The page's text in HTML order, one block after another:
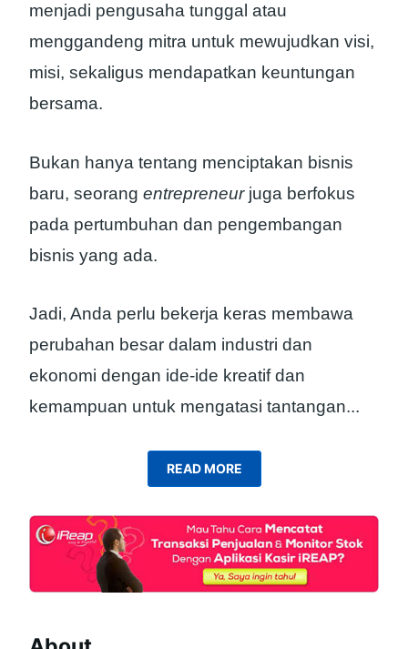
menjadi pengusaha tunggal atau
menggandeng mitra untuk mewujudkan visi,
misi, sekaligus mendapatkan keuntungan
bersama.
Bukan hanya tentang menciptakan bisnis
baru, seorang entrepreneurjuga berfokus
pada pertumbuhan dan pengembangan
bisnis yang ada.
Jadi, Anda perlu bekerja keras membawa
perubahan besar dalam industri dan
ekonomi dengan ide-ide kreatif dan
kemampuan untuk mengatasi tantangan...
READ MORE